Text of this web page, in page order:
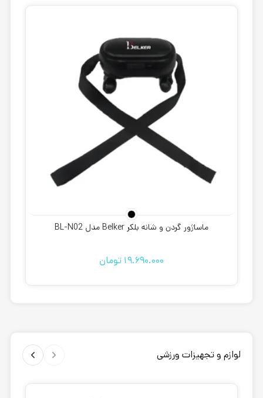
ماساژور گردن و شانه بلکر Belker مدل BL-N02
19.690.000 تومان
لوازم و تجهیزات ورزشی